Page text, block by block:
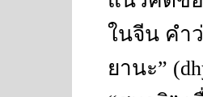
ในจีน คำ
ยานะ”